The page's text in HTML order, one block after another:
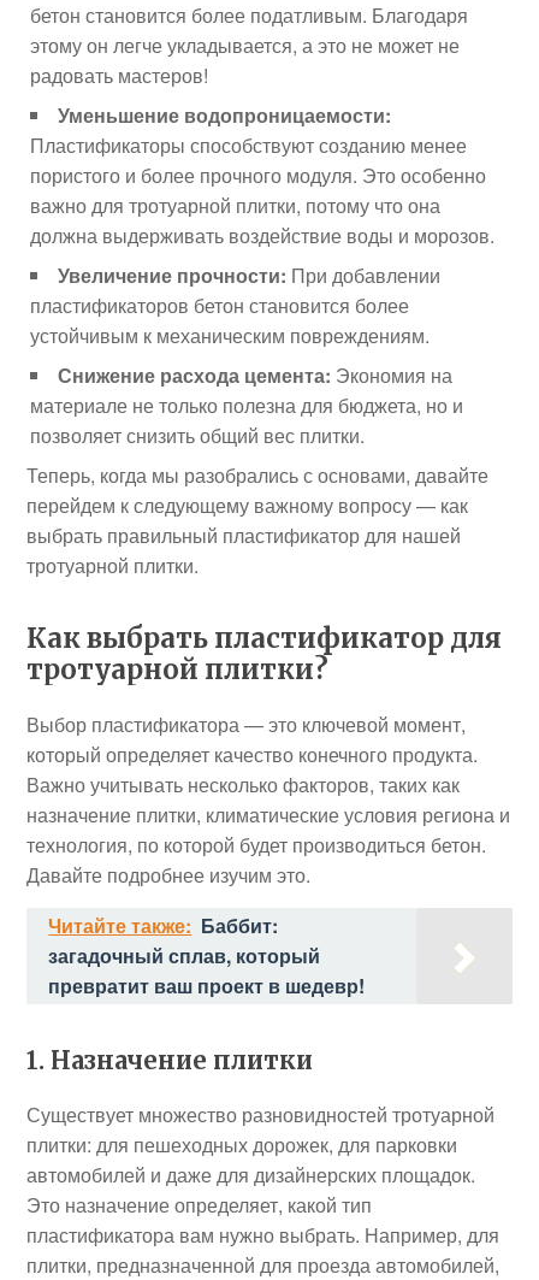
бетон становится более податливым. Благодаря
этому он легче укладывается, а это не может не
радовать мастеров!
Уменьшение водопроницаемости:
Пластификаторы способствуют созданию менее
пористого и более прочного модуля. Это особенно
важно для тротуарной плитки, потому что она
должна выдерживать воздействие воды и морозов.
Увеличение прочности: При добавлении
пластификаторов бетон становится более
устойчивым к механическим повреждениям.
Снижение расхода цемента: Экономия на
материале не только полезна для бюджета, но и
позволяет снизить общий вес плитки.
Теперь, когда мы разобрались с основами, давайте
перейдем к следующему важному вопросу — как
выбрать правильный пластификатор для нашей
тротуарной плитки.
Как выбрать пластификатор для
тротуарной плитки?
Выбор пластификатора — это ключевой момент,
который определяет качество конечного продукта.
Важно учитывать несколько факторов, таких как
назначение плитки, климатические условия региона и
технология, по которой будет производиться бетон.
Давайте подробнее изучим это.
Читайте также: Баббит:
загадочный сплав, который
превратит ваш проект в шедевр!
1. Назначение плитки
Существует множество разновидностей тротуарной
плитки: для пешеходных дорожек, для парковки
автомобилей и даже для дизайнерских площадок.
Это назначение определяет, какой тип
пластификатора вам нужно выбрать. Например, для
плитки, предназначенной для проезда автомобилей,